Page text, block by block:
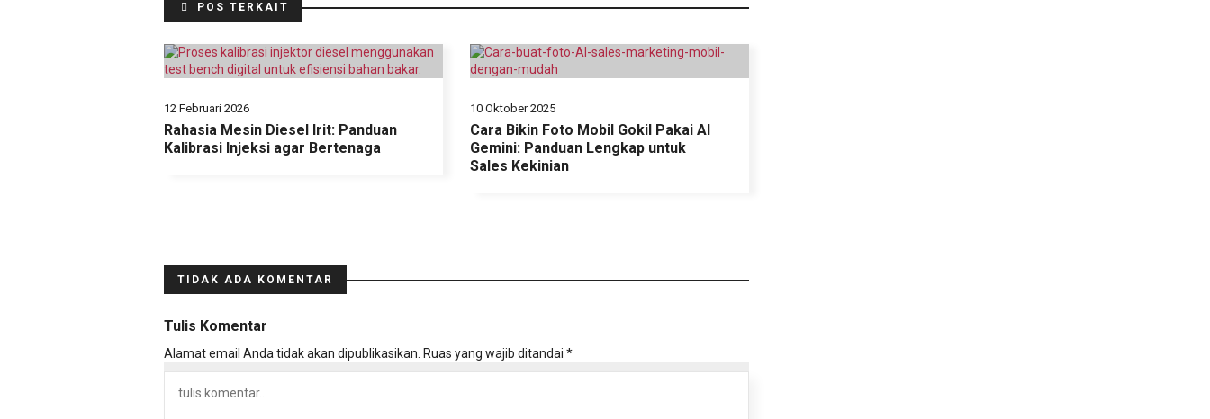
POS TERKAIT
12 Februari 2026
Rahasia Mesin Diesel Irit: Panduan
Kalibrasi Injeksi agar Bertenaga
10 Oktober 2025
Cara Bikin Foto Mobil Gokil Pakai AI
Gemini: Panduan Lengkap untuk
Sales Kekinian
TIDAK ADA KOMENTAR
Tulis Komentar
Alamat email Anda tidak akan dipublikasikan. Ruas yang wajib ditandai *